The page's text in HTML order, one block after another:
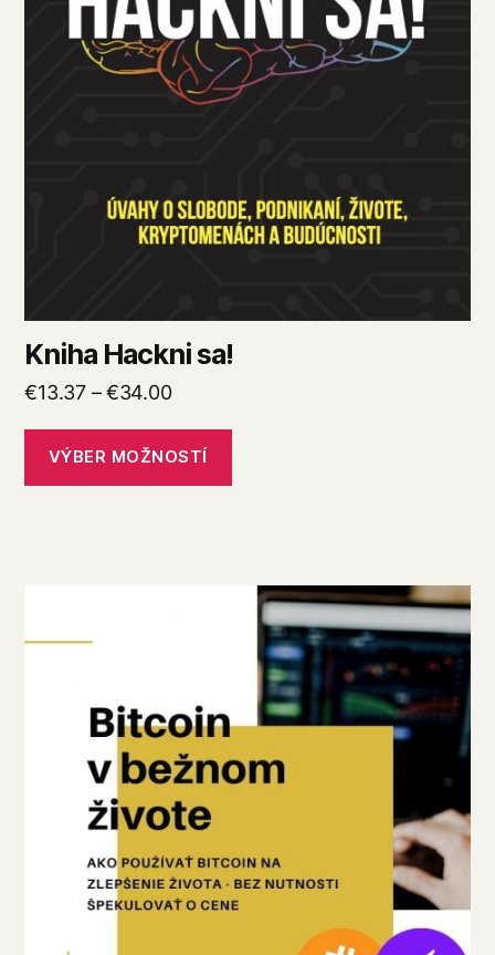
Kniha Hackni sa!
€13.37 – €34.00Price
€13.37
through
VÝBER MOŽNOSTÍ
produktu.